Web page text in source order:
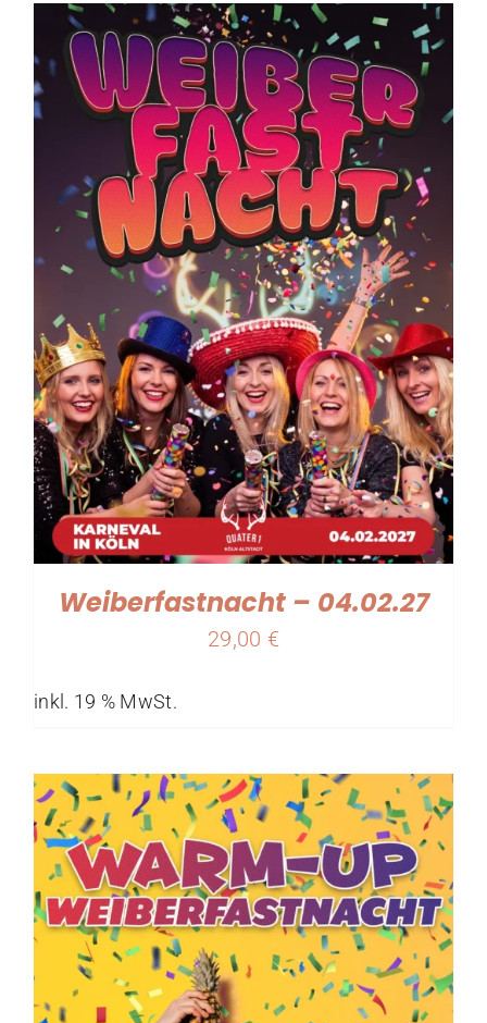
Warenkorb
Weiberfastnacht – 04.02.27
29,00 €
inkl. 19 % MwSt.